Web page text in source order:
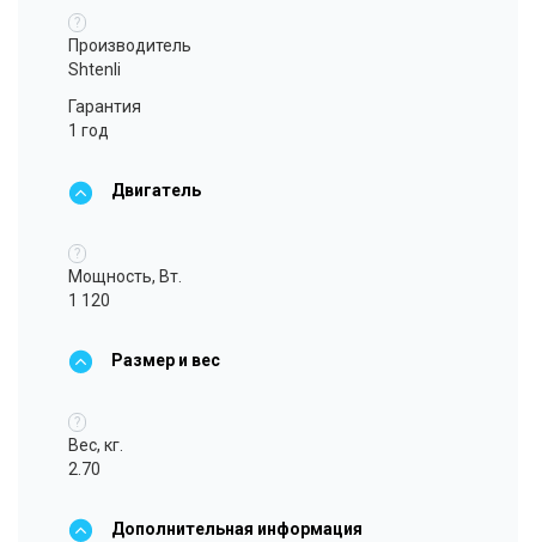
?
Производитель
Shtenli
Гарантия
1 год
Двигатель
?
Мощность, Вт.
1 120
Размер и вес
?
Вес, кг.
2.70
Дополнительная информация